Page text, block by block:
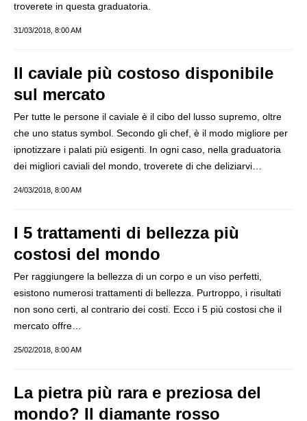
troverete in questa graduatoria.
31/03/2018, 8:00 AM
Il caviale più costoso disponibile
sul mercato
Per tutte le persone il caviale è il cibo del lusso supremo, oltre
che uno status symbol. Secondo gli chef, è il modo migliore per
ipnotizzare i palati più esigenti. In ogni caso, nella graduatoria
dei migliori caviali del mondo, troverete di che deliziarvi…
24/03/2018, 8:00 AM
I 5 trattamenti di bellezza più
costosi del mondo
Per raggiungere la bellezza di un corpo e un viso perfetti,
esistono numerosi trattamenti di bellezza. Purtroppo, i risultati
non sono certi, al contrario dei costi. Ecco i 5 più costosi che il
mercato offre…
25/02/2018, 8:00 AM
La pietra più rara e preziosa del
mondo? Il diamante rosso